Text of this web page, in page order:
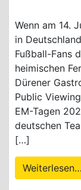
Wenn am 14.
in
Fußball-Fans
heimischen
Dürener
Public
EM-Tagen
deutschen
[…]
Weiterlesen…